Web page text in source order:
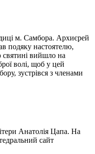
м. Самбора. Архиєрей
подяку настоятелю,
святині вийшло на
волі, щоб у цей
зустрівся з членами
Анатолія Цапа. На
сайт